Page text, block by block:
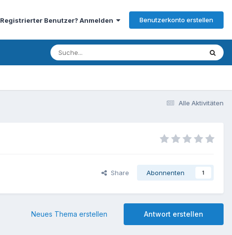
Registrierter Benutzer? Anmelden Benutzerkonto erstellen
Alle Aktivitäten
Share Abonnenten 1
Antwort erstellen
Neues Thema erstellen